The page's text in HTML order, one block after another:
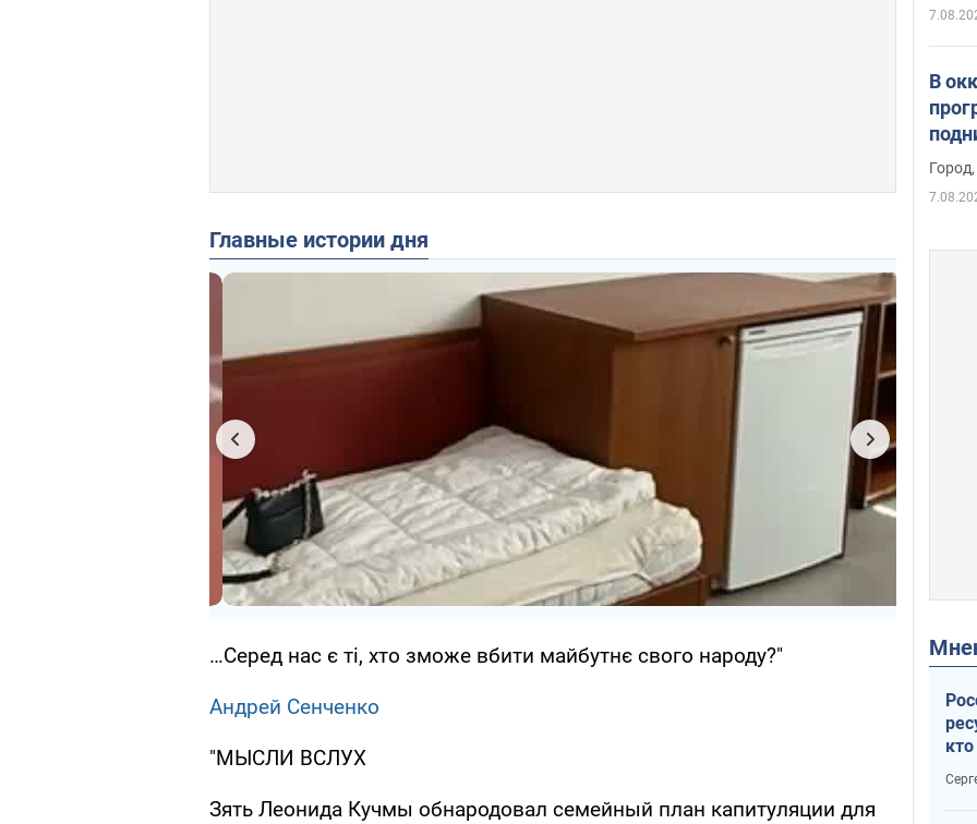
Главные истории дня
…Серед нас є ті, хто зможе вбити майбутнє свого народу?"
Андрей Сенченко
"МЫСЛИ ВСЛУХ
Зять Леонида Кучмы обнародовал семейный план капитуляции для
В